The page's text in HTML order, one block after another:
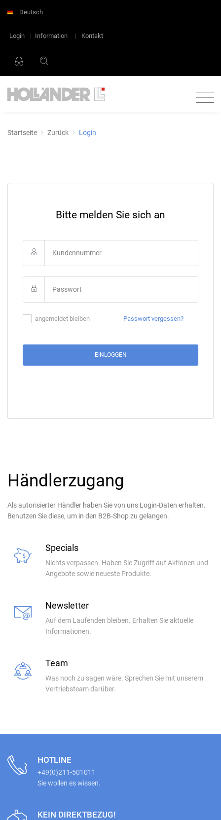
Deutsch
Login | Information | Kontakt
Startseite Zurück Login
Bitte melden Sie sich an
angemeldet bleiben Passwort vergessen?
EINLOGGEN
Händlerzugang
Als autorisierter Händler haben Sie von uns Login-Daten erhalten.
Benutzen Sie diese, um in den B2B-Shop zu gelangen.
Specials
Nichts verpassen. Haben Sie Zugriff auf Aktionen und
Angebote sowie neueste Produkte.
Newsletter
Auf dem Laufenden bleiben. Erhalten Sie aktuelle
Informationen.
Team
Was noch zu sagen wäre. Sprechen Sie mit unserem
Vertriebsteam darüber.
HOTLINE
+49(0)211-501011
Sie wollen es wissen.
KEIN DIREKTBEZUG!